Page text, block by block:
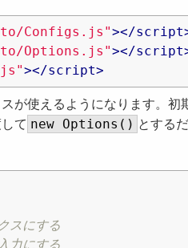
Configs.js"></
Options.js"></
></script>
が使えるようになります。初
て new Options() とする
スにする
力にする